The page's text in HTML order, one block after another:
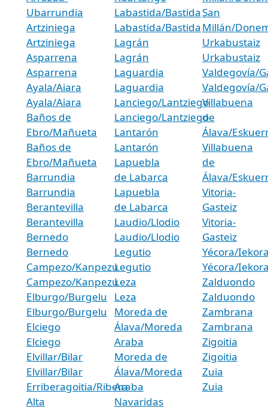
Ubarrundia
Artziniega
Artziniega
Asparrena
Asparrena
Ayala/Aiara
Ayala/Aiara
Baños de
Ebro/Mañueta
Baños de
Ebro/Mañueta
Barrundia
Barrundia
Berantevilla
Berantevilla
Bernedo
Bernedo
Campezo/Kanpezu
Campezo/Kanpezu
Elburgo/Burgelu
Elburgo/Burgelu
Elciego
Elciego
Elvillar/Bilar
Elvillar/Bilar
Erriberagoitia/Ribera
Alta
Labastida/Bastida
Labastida/Bastida
Lagrán
Lagrán
Laguardia
Laguardia
Lanciego/Lantziego
Lanciego/Lantziego
Lantarón
Lantarón
Lapuebla
de Labarca
Lapuebla
de Labarca
Laudio/Llodio
Laudio/Llodio
Legutio
Legutio
Leza
Leza
Moreda de
Álava/Moreda
Araba
Moreda de
Álava/Moreda
Araba
Navaridas
San
Millán/
Urkabustaiz
Urkabustaiz
Valdegovía/
Valdegovía/
Villabuena
de
Álava/
Villabuena
de
Álava/
Vitoria-
Gasteiz
Vitoria-
Gasteiz
Yécora/
Yécora/
Zalduondo
Zalduondo
Zambrana
Zambrana
Zigoitia
Zigoitia
Zuia
Zuia